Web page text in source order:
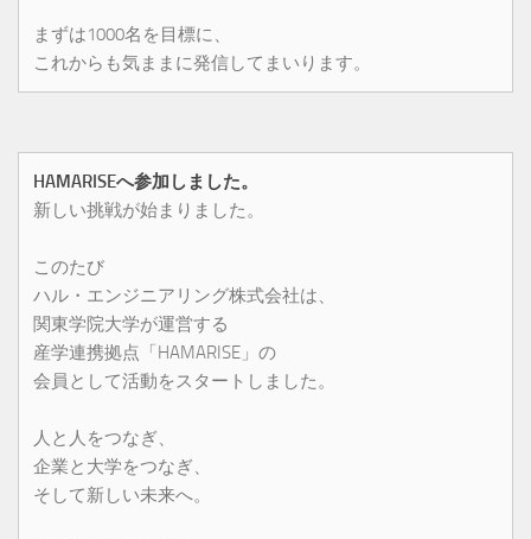
まずは1000名を目標に、
これからも気ままに発信してまいります。
HAMARISEへ参加しました。
新しい挑戦が始まりました。
このたび
ハル・エンジニアリング株式会社は、
関東学院大学が運営する
産学連携拠点「HAMARISE」の
会員として活動をスタートしました。
人と人をつなぎ、
企業と大学をつなぎ、
そして新しい未来へ。